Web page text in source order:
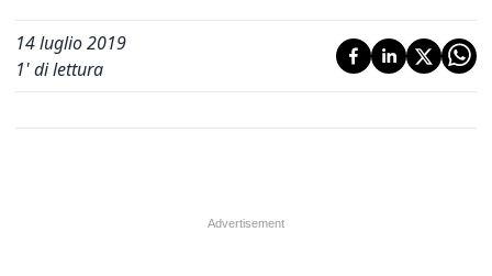
14 luglio 2019
1' di lettura